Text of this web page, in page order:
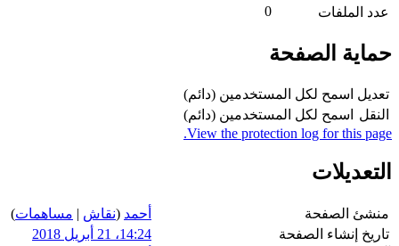
عدد الملفات
0
حماية الصفحة
تعديل اسمح لكل المستخدمين (دائم)
النقل
اسمح لكل المستخدمين (دائم)
View the protection log for this page.
التعديلات
منشئ الصفحة أحمد (نقاش | مساهمات)
تاريخ إنشاء الصفحة
14:24، 21 أبريل 2018